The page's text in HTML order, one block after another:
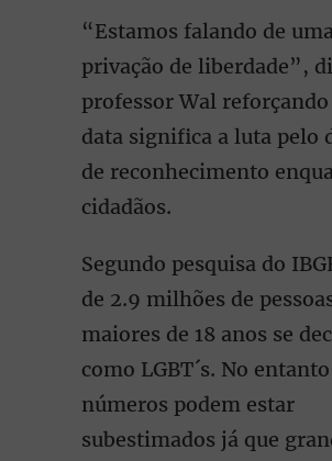
“Estamos falando de
privação de liberdade”,
professor Wal reforçando
data significa a luta pelo
de reconhecimento
cidadãos.
Segundo pesquisa do
de 2.9 milhões de
maiores de 18 anos se
como LGBT´s. No
números podem estar
subestimados já que